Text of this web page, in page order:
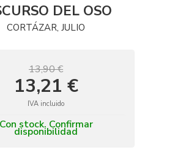
DEL OSO
CORTÁZAR, JULIO
13,90 €
13,21 €
IVA incluido
Con stock. Confirmar
disponibilidad